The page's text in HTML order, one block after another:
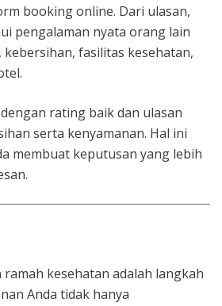
booking online. Dari ulasan,
pengalaman nyata orang lain
fasilitas kesehatan,
rating baik dan ulasan
serta kenyamanan. Hal ini
membuat keputusan yang lebih
kesehatan adalah langkah
Anda tidak hanya